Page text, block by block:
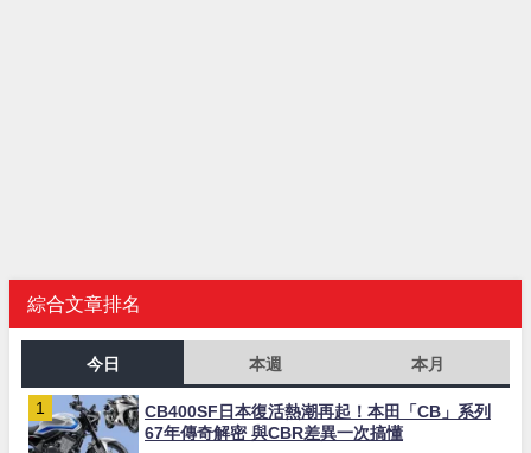
綜合文章排名
今日 本週 本月
CB400SF日本復活熱潮再起！本田「CB」系列
67年傳奇解密 與CBR差異一次搞懂